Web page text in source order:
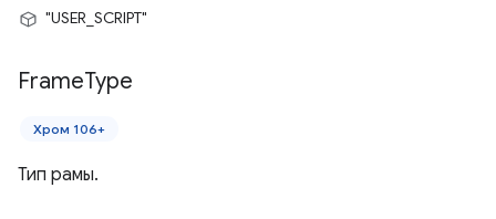
"USER_SCRIPT"
FrameType
Хром 106+
Тип рамы.